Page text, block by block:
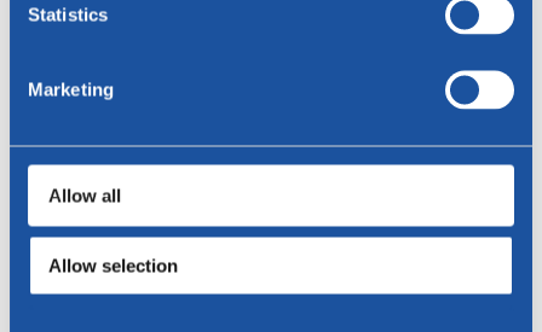
Statistics
Marketing
Allow all
Allow selection
Rancho leder